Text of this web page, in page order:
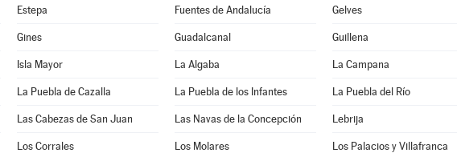
Estepa Fuentes de Andalucía Gelves
Gines Guadalcanal Guillena
Isla Mayor La Algaba La Campana
La Puebla de Cazalla La Puebla de los Infantes La Puebla del Río
Las Cabezas de San Juan Las Navas de la Concepción Lebrija
Los Corrales Los Molares Los Palacios y Villafranca